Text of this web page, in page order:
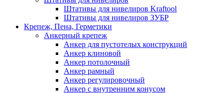
Штативы для нивелиров Kraftool
Штативы для нивелиров ЗУБР
Крепеж, Пена, Герметики
Анкерный крепеж
Анкер для пустотелых конструкций
Анкер клиновой
Анкер потолочный
Анкер рамный
Анкер регулировочный
Анкер с внутренним конусом